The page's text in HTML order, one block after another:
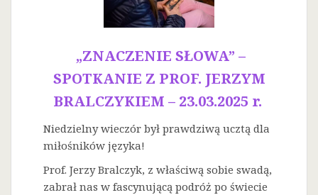
„ZNACZENIE SŁOWA” –
SPOTKANIE Z PROF. JERZYM
BRALCZYKIEM – 23.03.2025 r.
Niedzielny wieczór był prawdziwą ucztą dla
miłośników języka!
Prof. Jerzy Bralczyk, z właściwą sobie swadą,
zabrał nas w fascynującą podróż po świecie